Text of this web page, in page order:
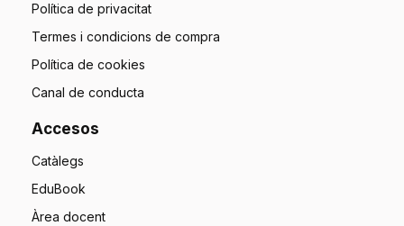
Política de privacitat
Termes i condicions de compra
Política de cookies
Canal de conducta
Accesos
Catàlegs
EduBook
Àrea docent